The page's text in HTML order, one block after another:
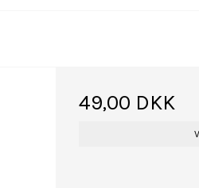
49,00 DKK